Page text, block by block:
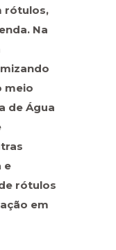
rótulos,
Na
meio
de Água
e
rótulos
em